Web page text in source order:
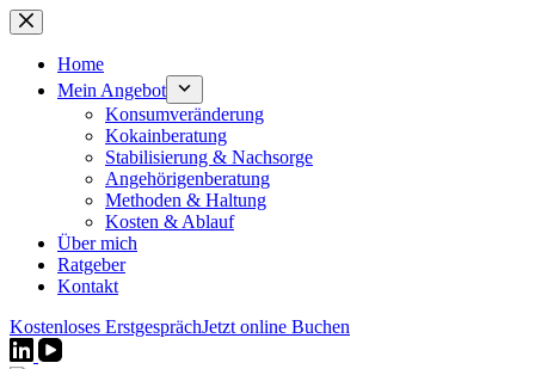
Zum
Inhalt
springenHome
Mein Angebot
Konsumveränderung
Kokainberatung
Stabilisierung & Nachsorge
Angehörigenberatung
Methoden & Haltung
Kosten & Ablauf
Über mich
Ratgeber
Kontakt
Kostenloses ErstgesprächJetzt online Buchen